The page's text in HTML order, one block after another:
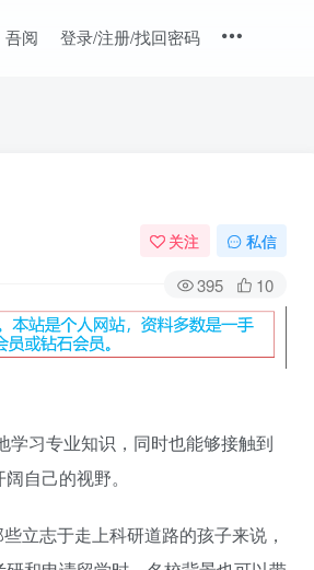
吾阅 登录/注册/找回密码
关注 私信
395 10
习专业知识，同时也能够接触到
自己的视野。
立志于走上科研道路的孩子来说，